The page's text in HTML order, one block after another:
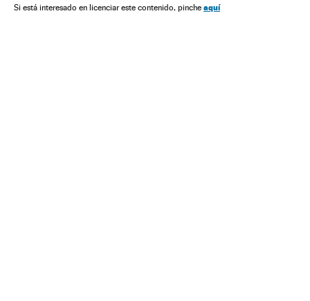
Si está interesado en licenciar este contenido, pinche aquí